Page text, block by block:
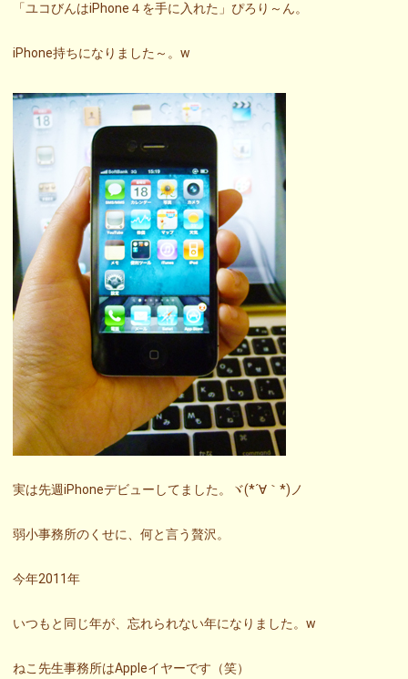
「ユコびんはiPhone４を手に入れた」ぴろり～ん。
iPhone持ちになりました～。w
実は先週iPhoneデビューしてました。ヾ(*´∀｀*)ノ
弱小事務所のくせに、何と言う贅沢。
今年2011年
いつもと同じ年が、忘れられない年になりました。w
ねこ先生事務所はAppleイヤーです（笑）